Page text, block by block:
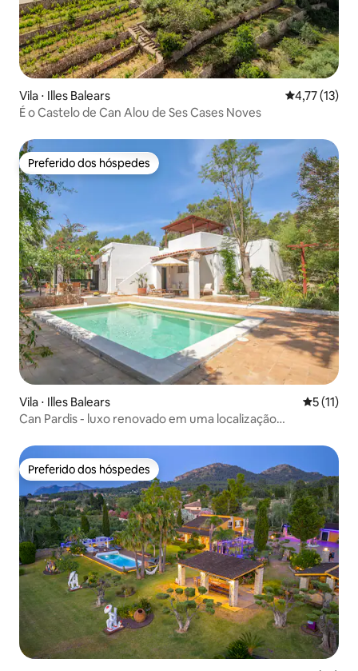
Vila ⋅ Illes Balears 4,77 de uma
4,77 (13)
É o Castelo de Can Alou de Ses Cases Noves
Preferido dos hóspedes
Preferido dos hóspedes
Vila ⋅ Illes Balears 5 de uma
5 (11)
Can Pardis - luxo renovado em uma localização
Preferido dos hóspedes
Preferido dos hóspedes